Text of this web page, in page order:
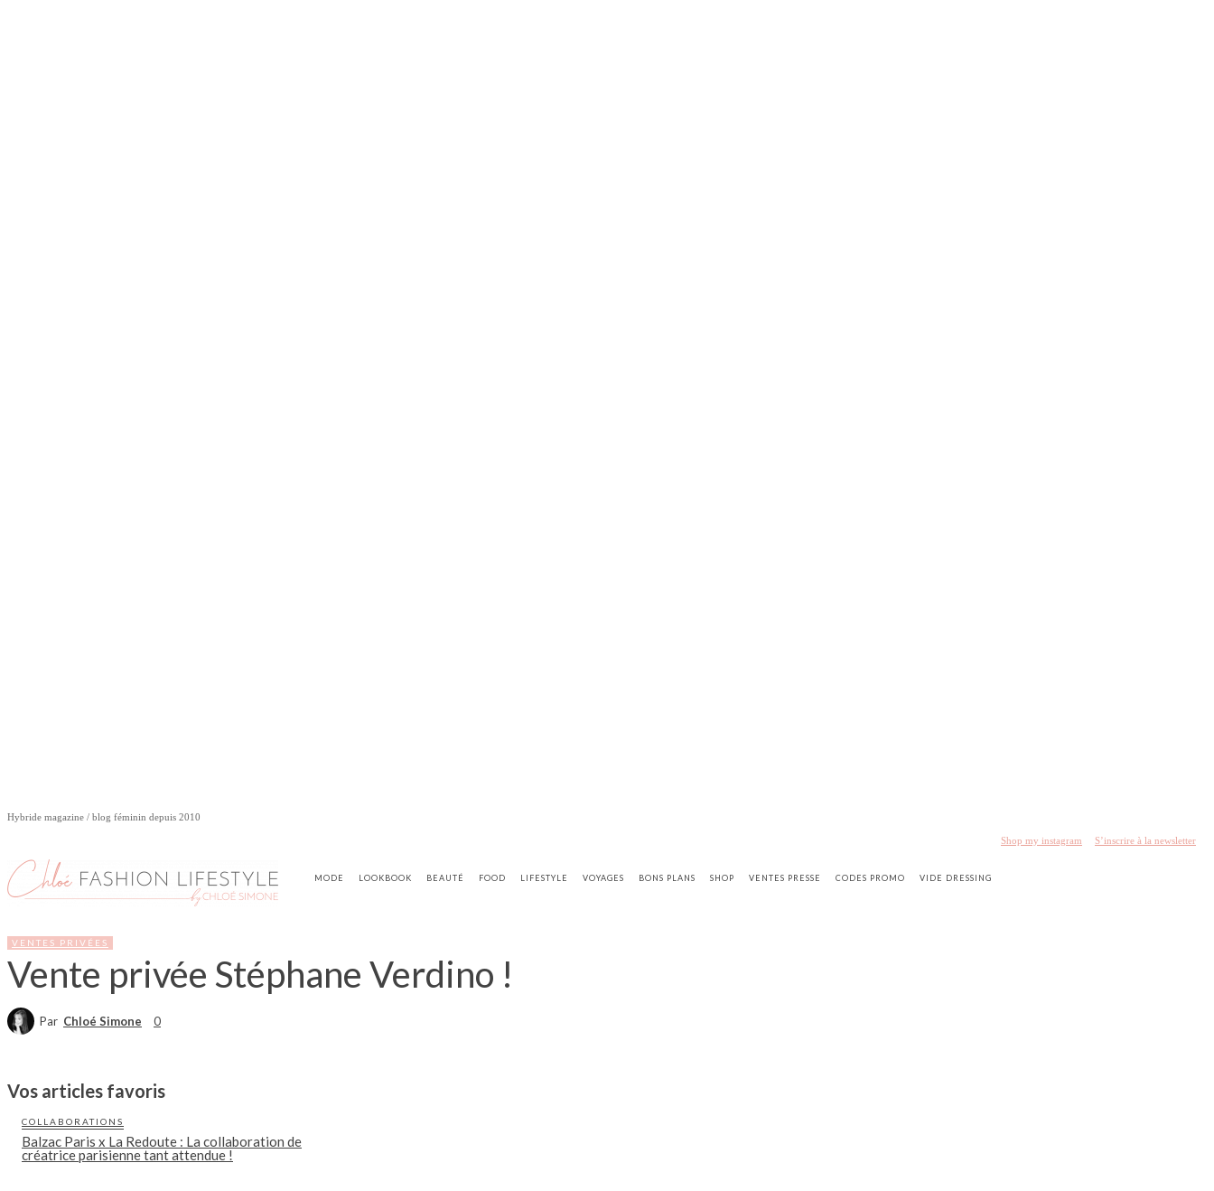
Hybride magazine / blog féminin depuis 2010
Shop my instagram S’inscrire à la newsletter
MODE LOOKBOOK BEAUTÉ FOOD LIFESTYLE VOYAGES BONS PLANS SHOP VENTES PRESSE CODES PROMO VIDE DRESSING
VENTES PRIVÉES
Vente privée Stéphane Verdino !
Par Chloé Simone 0
Vos articles favoris
COLLABORATIONS
Balzac Paris x La Redoute : La collaboration de
créatrice parisienne tant attendue !